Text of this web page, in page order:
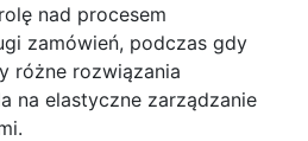
nad procesem
zamówień, podczas gdy
różne rozwiązania
na elastyczne zarządzanie